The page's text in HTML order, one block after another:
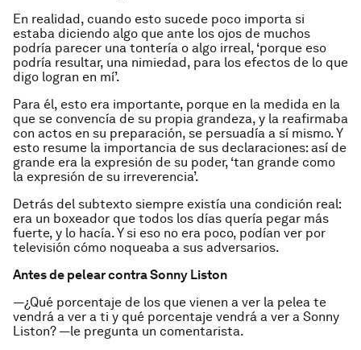
En realidad, cuando esto sucede poco importa si
estaba diciendo algo que ante los ojos de muchos
podría parecer una tontería o algo irreal, ‘porque eso
podría resultar, una nimiedad, para los efectos de lo que
digo logran en mí’.
Para él, esto era importante, porque en la medida en la
que se convencía de su propia grandeza, y la reafirmaba
con actos en su preparación, se persuadía a sí mismo. Y
esto resume la importancia de sus declaraciones: así de
grande era la expresión de su poder, ‘tan grande como
la expresión de su irreverencia’.
Detrás del subtexto siempre existía una condición real:
era un boxeador que todos los días quería pegar más
fuerte, y lo hacía. Y si eso no era poco, podían ver por
televisión cómo noqueaba a sus adversarios.
Antes de pelear contra Sonny Liston
—¿Qué porcentaje de los que vienen a ver la pelea te
vendrá a ver a ti y qué porcentaje vendrá a ver a Sonny
Liston? —le pregunta un comentarista.